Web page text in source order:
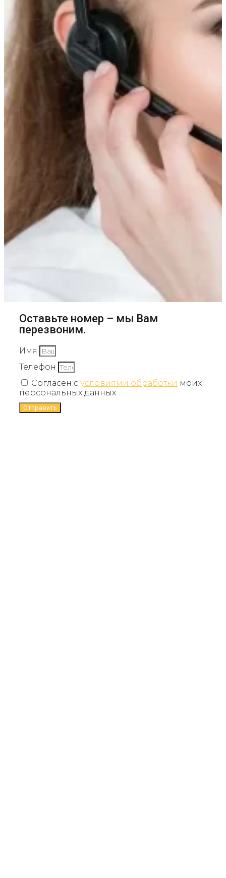
Оставьте номер – мы Вам
перезвоним.
Имя
Телефон
Согласен с условиями обработки моих
персональных данных.
Отправить